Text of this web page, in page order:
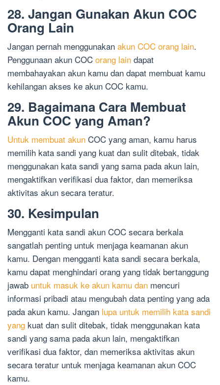
28. Jangan Gunakan Akun COC
Orang Lain
Jangan pernah menggunakan akun COC orang lain.
Penggunaan akun COC orang lain dapat
membahayakan akun kamu dan dapat membuat kamu
kehilangan akses ke akun COC kamu.
29. Bagaimana Cara Membuat
Akun COC yang Aman?
Untuk membuat akun COC yang aman, kamu harus
memilih kata sandi yang kuat dan sulit ditebak, tidak
menggunakan kata sandi yang sama pada akun lain,
mengaktifkan verifikasi dua faktor, dan memeriksa
aktivitas akun secara teratur.
30. Kesimpulan
Mengganti kata sandi akun COC secara berkala
sangatlah penting untuk menjaga keamanan akun
kamu. Dengan mengganti kata sandi secara berkala,
kamu dapat menghindari orang yang tidak bertanggung
jawab untuk masuk ke akun kamu dan mencuri
informasi pribadi atau mengubah data penting yang ada
pada akun kamu. Jangan lupa untuk memilih kata sandi
yang kuat dan sulit ditebak, tidak menggunakan kata
sandi yang sama pada akun lain, mengaktifkan
verifikasi dua faktor, dan memeriksa aktivitas akun
secara teratur untuk menjaga keamanan akun COC
kamu.